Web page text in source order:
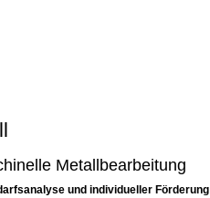
Metallbearbeitung
und individueller Förderung